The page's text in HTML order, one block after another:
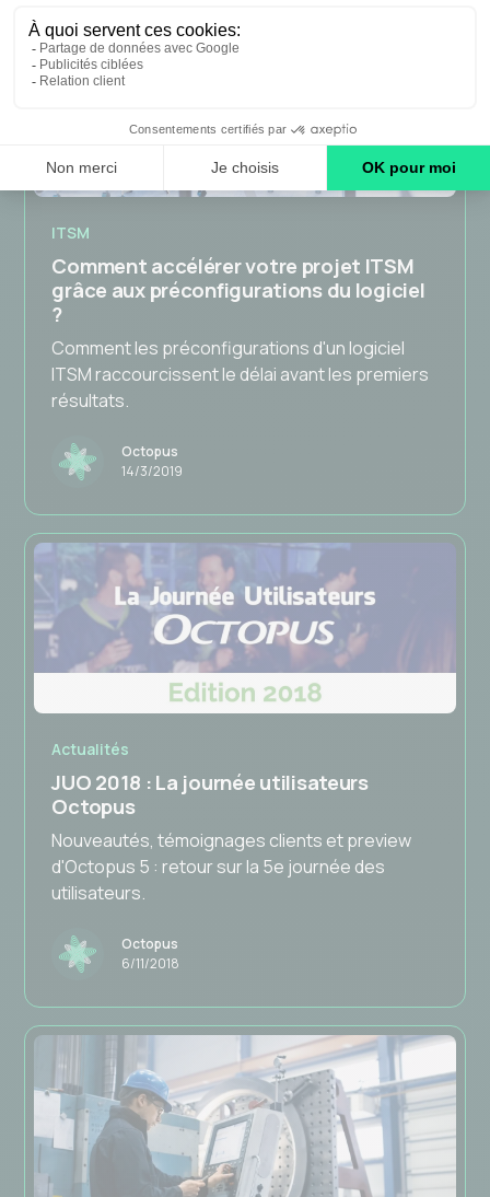
ITSM
Comment accélérer votre projet ITSM
grâce aux préconfigurations du logiciel
?
Comment les préconfigurations d'un logiciel
ITSM raccourcissent le délai avant les premiers
résultats.
Octopus
14/3/2019
Actualités
JUO 2018 : La journée utilisateurs
Octopus
Nouveautés, témoignages clients et preview
d'Octopus 5 : retour sur la 5e journée des
utilisateurs.
Octopus
6/11/2018